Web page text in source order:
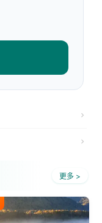
更多 >